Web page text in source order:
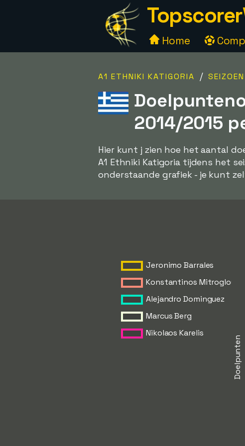
Home
A1 ETHNIKI KATIGORIA /
2014/2015
Hier kunt j zien hoe het aantal
A1 Ethniki Katigoria tijdens het
onderstaande grafiek - je kunt